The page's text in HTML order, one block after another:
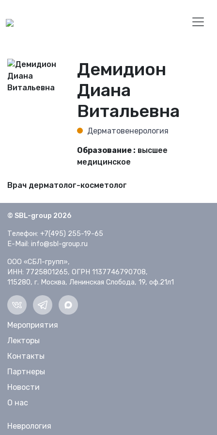
Демидион
Диана
Витальевна
Дерматовенерология
Образование : высшее
медицинское
Врач дерматолог-косметолог
© SBL-group 2026
Телефон: +7(495) 255-19-65
E-Mail: info@sbl-group.ru
ООО «СБЛ-групп»,
ИНН: 7725801265, ОГРН 1137746790708,
115280, г. Москва, Ленинская Слобода, 19, оф.21л1
Мероприятия
Лекторы
Контакты
Партнеры
Новости
О нас
Неврология